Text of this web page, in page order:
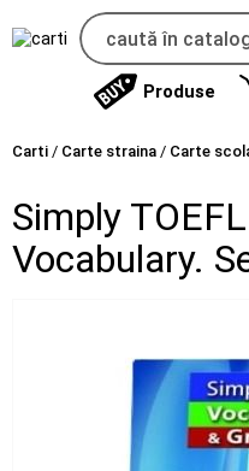
Produse
Carti / Carte straina / Carte
Simply
Vocabulary.